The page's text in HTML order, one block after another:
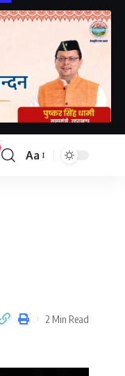
Font
Aa
2 Min Read